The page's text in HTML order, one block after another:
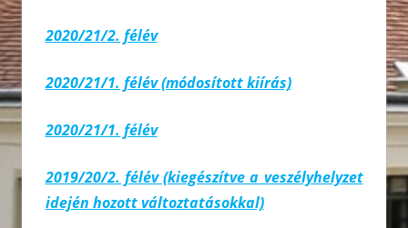
2020/21/2. félév
2020/21/1. félév (módosított kiírás)
2020/21/1. félév
2019/20/2. félév (kiegészítve a veszélyhelyzet
idején hozott változtatásokkal)